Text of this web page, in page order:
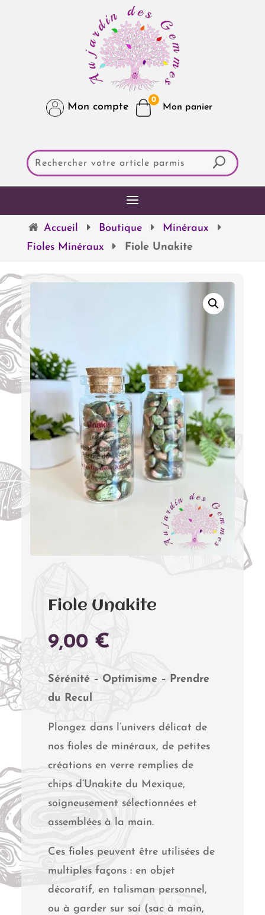
Mon compte
0
Accueil Boutique
Minéraux
Fioles Minéraux
Fiole Unakite
Fiole Unakite
9,00 €
Sérénité – Optimisme – Prendre
du Recul
Plongez dans l’univers délicat de
nos fioles de minéraux, de petites
créations en verre remplies de
chips d’Unakite du Mexique,
soigneusement sélectionnées et
assemblées à la main.
Ces fioles peuvent être utilisées de
multiples façons : en objet
décoratif, en talisman personnel,
ou à garder sur soi (sac à main,